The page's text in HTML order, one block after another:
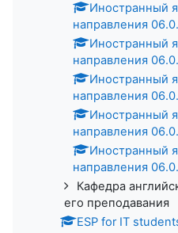
Иностранный
направления
Иностранный
направления
Иностранный
направления
Иностранный
направления
Иностранный
направления
Кафедра
его преподавания
ESP for IT